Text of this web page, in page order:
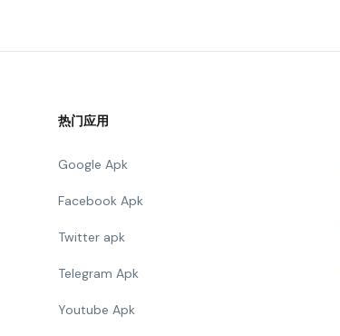
热门应用
Google Apk
Facebook Apk
Twitter apk
Telegram Apk
Youtube Apk